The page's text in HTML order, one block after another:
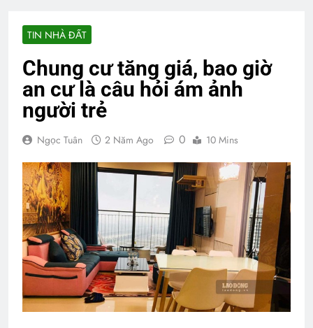
TIN NHÀ ĐẤT
Chung cư tăng giá, bao giờ
an cư là câu hỏi ám ảnh
người trẻ
Ngọc Tuân 2 Năm Ago 0 10 Mins